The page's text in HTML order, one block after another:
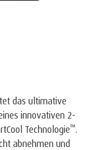
das ultimative
innovativen 2-
Technologie™.
abnehmen und